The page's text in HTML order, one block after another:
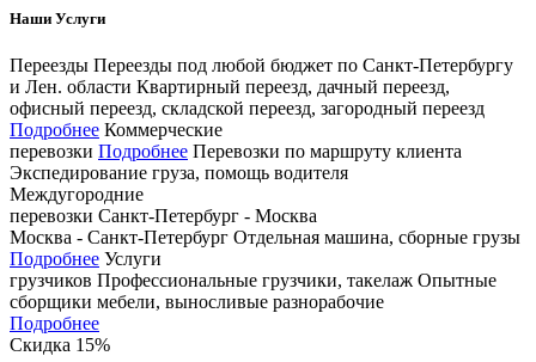
Наши Услуги
Переезды Переезды под любой бюджет по Санкт­-Петербургу
и Лен. области Квартирный переезд, дачный переезд,
офисный переезд, складской переезд, загородный переезд
Подробнее Коммерческие
перевозки Подробнее Перевозки по маршруту клиента
Экспедирование груза, помощь водителя
Междугородние
перевозки Санкт-Петербург - Москва
Москва - Санкт-Петербург Отдельная машина, сборные грузы
Подробнее Услуги
грузчиков Профессиональные грузчики, такелаж Опытные
сборщики мебели, выносливые разнорабочие
Подробнее
Скидка 15%